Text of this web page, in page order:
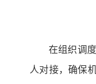
在组织调
人对接，确保